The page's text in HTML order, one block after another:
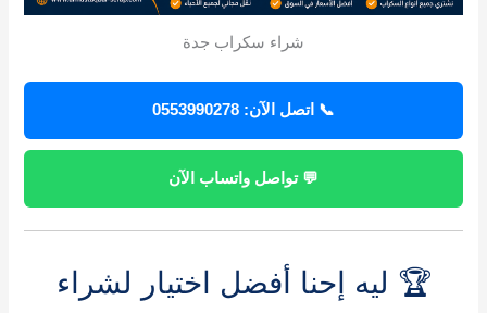
شراء سكراب جدة
📞 اتصل الآن: 0553990278
💬 تواصل واتساب الآن
🏆 ليه إحنا أفضل اختيار لشراء